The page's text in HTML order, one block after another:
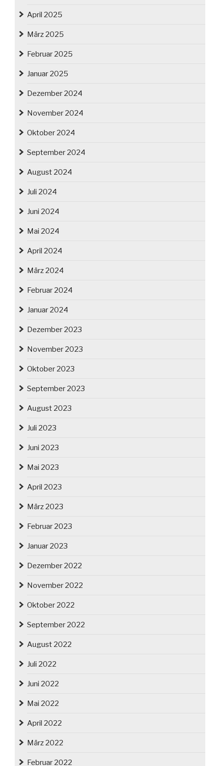
April 2025
März 2025
Februar 2025
Januar 2025
Dezember 2024
November 2024
Oktober 2024
September 2024
August 2024
Juli 2024
Juni 2024
Mai 2024
April 2024
März 2024
Februar 2024
Januar 2024
Dezember 2023
November 2023
Oktober 2023
September 2023
August 2023
Juli 2023
Juni 2023
Mai 2023
April 2023
März 2023
Februar 2023
Januar 2023
Dezember 2022
November 2022
Oktober 2022
September 2022
August 2022
Juli 2022
Juni 2022
Mai 2022
April 2022
März 2022
Februar 2022